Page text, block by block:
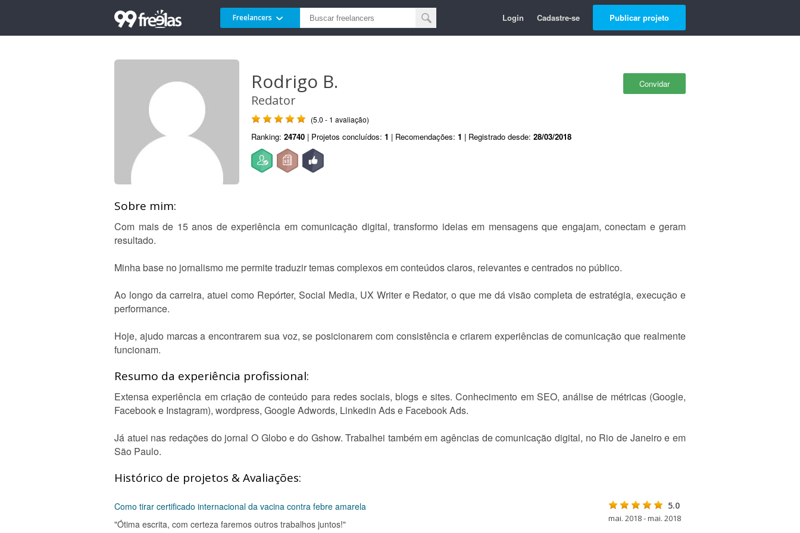
Freelancers Login Cadastre-se Publicar projeto
Convidar
Rodrigo B.
Redator
(5.0 - 1 avaliação)
Ranking: 24740 | Projetos concluídos: 1 | Recomendações: 1 | Registrado desde: 28/03/2018
Sobre mim:
Com mais de 15 anos de experiência em comunicação digital, transformo ideias em mensagens que engajam, conectam e geram
resultado.
Minha base no jornalismo me permite traduzir temas complexos em conteúdos claros, relevantes e centrados no público.
Ao longo da carreira, atuei como Repórter, Social Media, UX Writer e Redator, o que me dá visão completa de estratégia, execução e
performance.
Hoje, ajudo marcas a encontrarem sua voz, se posicionarem com consistência e criarem experiências de comunicação que realmente
funcionam.
Resumo da experiência profissional:
Extensa experiência em criação de conteúdo para redes sociais, blogs e sites. Conhecimento em SEO, análise de métricas (Google,
Facebook e Instagram), wordpress, Google Adwords, Linkedin Ads e Facebook Ads.
Já atuei nas redações do jornal O Globo e do Gshow. Trabalhei também em agências de comunicação digital, no Rio de Janeiro e em
São Paulo.
Histórico de projetos & Avaliações:
Como tirar certificado internacional da vacina contra febre amarela
"Ótima escrita, com certeza faremos outros trabalhos juntos!"
5.0
mai. 2018 - mai. 2018